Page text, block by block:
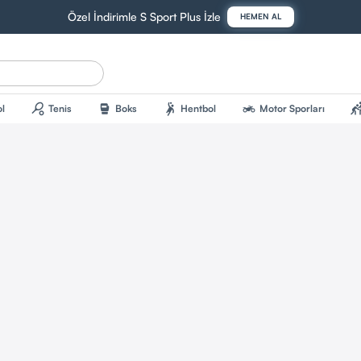
Özel İndirimle S Sport Plus İzle HEMEN AL
sports_tennis Tenis sports_mma Boks sports_handball Hentbol two_wheeler Motor Sporları